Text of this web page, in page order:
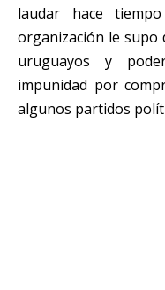
laudar hace
organización le supo
uruguayos y
impunidad por
algunos partidos